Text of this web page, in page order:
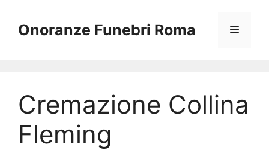
contenuto
Onoranze Funebri Roma Menu
Cremazione Collina
Fleming